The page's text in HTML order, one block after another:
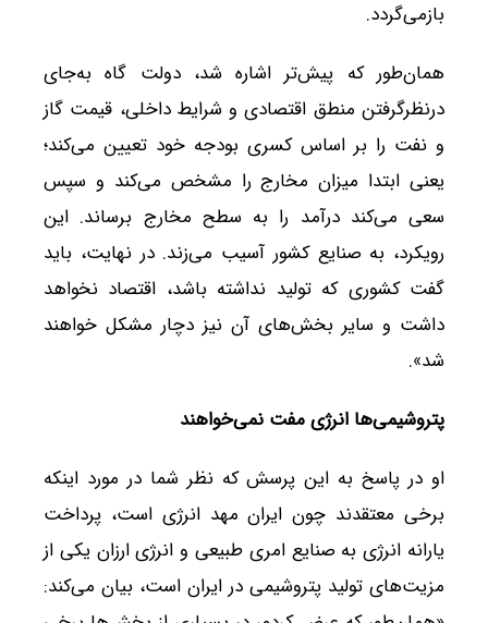
بازمی‌گردد.
همان‌طور که پیش‌تر اشاره شد، دولت گاه به‌جای
درنظرگرفتن منطق اقتصادی و شرایط داخلی، قیمت گاز
و نفت را بر اساس کسری بودجه خود تعیین می‌کند؛
یعنی ابتدا میزان مخارج را مشخص می‌کند و سپس
سعی می‌کند درآمد را به سطح مخارج برساند. این
رویکرد، به صنایع کشور آسیب می‌زند. در نهایت، باید
گفت کشوری که تولید نداشته باشد، اقتصاد نخواهد
داشت و سایر بخش‌های آن نیز دچار مشکل خواهند
شد».
پتروشیمی‌ها انرژی مفت نمی‌خواهند
او در پاسخ به این پرسش که نظر شما در مورد اینکه
برخی معتقدند چون ایران مهد انرژی است، پرداخت
یارانه انرژی به صنایع امری طبیعی و انرژی ارزان یکی از
مزیت‌های تولید پتروشیمی در ایران است، بیان می‌کند: